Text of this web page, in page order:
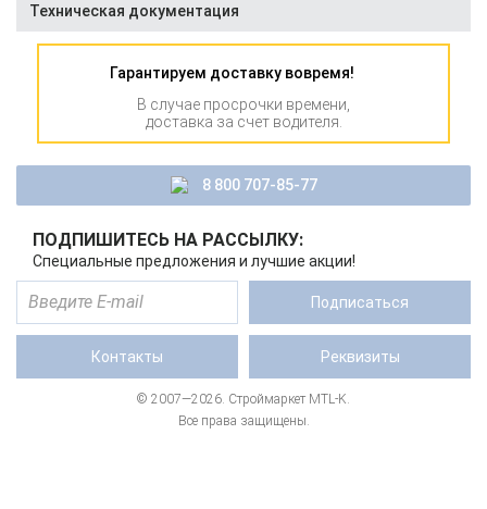
Техническая документация
Гарантируем доставку вовремя!
В случае просрочки времени,
доставка за счет водителя.
8 800 707-85-77
ПОДПИШИТЕСЬ НА РАССЫЛКУ:
Специальные предложения и лучшие акции!
Подписаться
Контакты Реквизиты
© 2007—2026. Строймаркет MTL-K.
Все права защищены.